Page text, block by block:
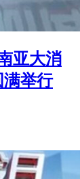
亚大消
满举行